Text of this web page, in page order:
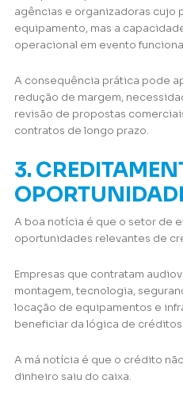
agências e organizadoras cujo
equipamento, mas a
operacional em evento
A consequência prática pode
redução de margem,
revisão de propostas
contratos de longo prazo.
3.
A boa notícia é que o setor de
oportunidades relevantes de
Empresas que contratam
montagem, tecnologia,
locação de equipamentos e
beneficiar da lógica de
A má notícia é que o crédito
dinheiro saiu do caixa.